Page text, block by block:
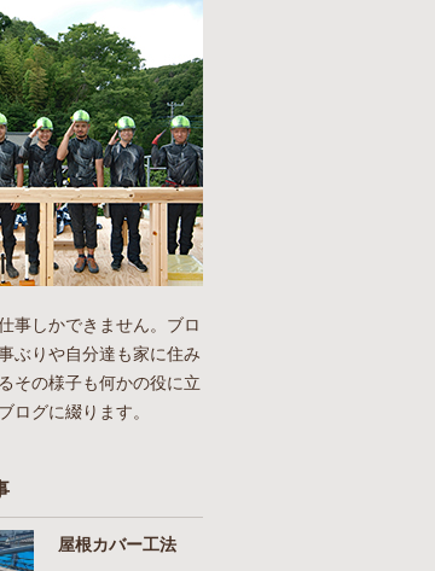
事しかできません。ブロ
ぶりや自分達も家に住み
その様子も何かの役に立
ログに綴ります。
屋根カバー工法